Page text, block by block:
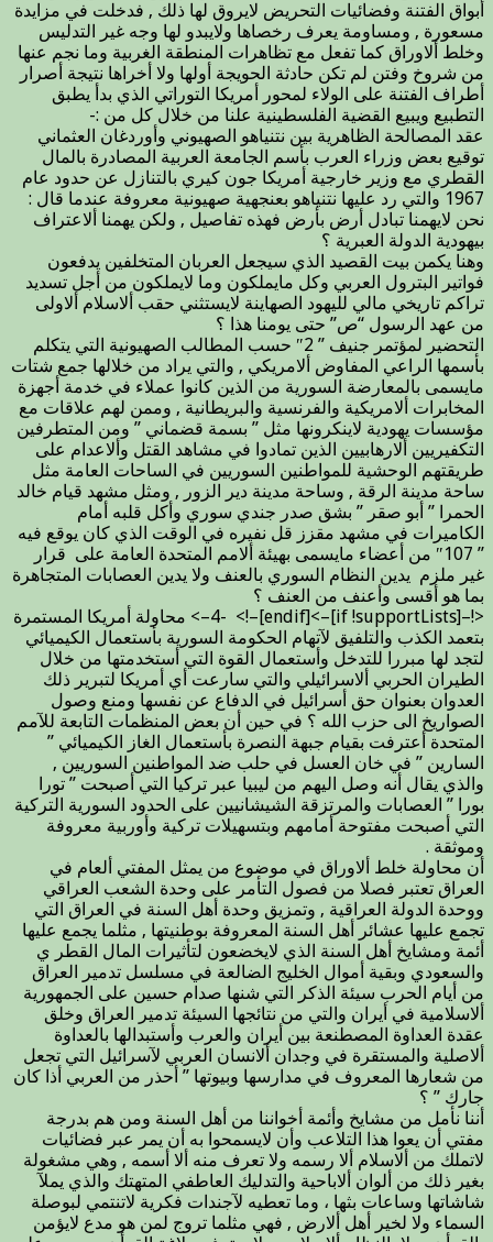
أبواق الفتنة وفضائيات التحريض لايروق لها ذلك , فدخلت في مزايدة
مسعورة , ومساومة يعرف رخصاها ولايبدو لها وجه غير التدليس
وخلط ألاوراق كما تفعل مع تظاهرات المنطقة الغربية وما نجم عنها
من شروخ وفتن لم تكن حادثة الحويجة أولها ولا أخراها نتيجة أصرار
أطراف الفتنة على الولاء لمحور أمريكا التوراتي الذي بدأ يطبق
التطبيع ويبيع القضية الفلسطينية علنا من خلال كل من :-
عقد المصالحة الظاهرية بين نتنياهو الصهيوني وأوردغان العثماني
توقيع بعض وزراء العرب بأسم الجامعة العربية المصادرة بالمال
القطري مع وزير خارجية أمريكا جون كيري بالتنازل عن حدود عام
1967 والتي رد عليها نتنياهو بعنجهية صهيونية معروفة عندما قال :
نحن لايهمنا تبادل أرض بأرض فهذه تفاصيل , ولكن يهمنا ألاعتراف
بيهودية الدولة العبرية ؟
وهنا يكمن بيت القصيد الذي سيجعل العربان المتخلفين يدفعون
فواتير البترول العربي وكل مايملكون وما لايملكون من أجل تسديد
تراكم تاريخي مالي لليهود الصهاينة لايستثني حقب ألاسلام ألاولى
من عهد الرسول “ص” حتى يومنا هذا ؟
التحضير لمؤتمر جنيف ” 2″ حسب المطالب الصهيونية التي يتكلم
بأسمها الراعي المفاوض ألامريكي , والتي يراد من خلالها جمع شتات
مايسمى بالمعارضة السورية من الذين كانوا عملاء في خدمة أجهزة
المخابرات ألامريكية والفرنسية والبريطانية , وممن لهم علاقات مع
مؤسسات يهودية لاينكرونها مثل ” بسمة قضماني ” ومن المتطرفين
التكفيريين ألارهابيين الذين تمادوا في مشاهد القتل وألاعدام على
طريقتهم الوحشية للمواطنين السوريين في الساحات العامة مثل
ساحة مدينة الرقة , وساحة مدينة دير الزور , ومثل مشهد قيام خالد
الحمرا ” أبو صقر ” بشق صدر جندي سوري وأكل قلبه أمام
الكاميرات في مشهد مقزز قل نفيره في الوقت الذي كان يوقع فيه
” 107″ من أعضاء مايسمى بهيئة ألامم المتحدة العامة على قرار
غير ملزم يدين النظام السوري بالعنف ولا يدين العصابات المتجاهرة
بما هو أقسى وأعنف من العنف ؟
<!–[if !supportLists]–>4- <!–[endif]–> محاولة أمريكا المستمرة
بتعمد الكذب والتلفيق لآتهام الحكومة السورية بأستعمال الكيميائي
لتجد لها مبررا للتدخل وأستعمال القوة التي أستخدمتها من خلال
الطيران الحربي ألاسرائيلي والتي سارعت أي أمريكا لتبرير ذلك
العدوان بعنوان حق أسرائيل في الدفاع عن نفسها ومنع وصول
الصواريخ الى حزب الله ؟ في حين أن بعض المنظمات التابعة للآمم
المتحدة أعترفت بقيام جبهة النصرة بأستعمال الغاز الكيميائي ”
السارين ” في خان العسل في حلب ضد المواطنين السوريين ,
والذي يقال أنه وصل اليهم من ليبيا عبر تركيا التي أصبحت ” تورا
بورا ” العصابات والمرتزقة الشيشانيين على الحدود السورية التركية
التي أصبحت مفتوحة أمامهم وبتسهيلات تركية وأوربية معروفة
وموثقة .
أن محاولة خلط ألاوراق في موضوع من يمثل المفتي ألعام في
العراق تعتبر فصلا من فصول التأمر على وحدة الشعب العراقي
ووحدة الدولة العراقية , وتمزيق وحدة أهل السنة في العراق التي
تجمع عليها عشائر أهل السنة المعروفة بوطنيتها , مثلما يجمع عليها
أئمة ومشايخ أهل السنة الذي لايخضعون لتأثيرات المال القطر ي
والسعودي وبقية أموال الخليج الضالعة في مسلسل تدمير العراق
من أيام الحرب سيئة الذكر التي شنها صدام حسين على الجمهورية
ألاسلامية في أيران والتي من نتائجها السيئة تدمير العراق وخلق
عقدة العداوة المصطنعة بين أيران والعرب وأستبدالها بالعداوة
ألاصلية والمستقرة في وجدان ألانسان العربي لآسرائيل التي تجعل
من شعارها المعروف في مدارسها وبيوتها ” أحذر من العربي أذا كان
جارك ” ؟
أننا نأمل من مشايخ وأئمة أخواننا من أهل السنة ومن هم بدرجة
مفتي أن يعوا هذا التلاعب وأن لايسمحوا به أن يمر عبر فضائيات
لاتملك من ألاسلام ألا رسمه ولا تعرف منه ألا أسمه , وهي مشغولة
بغير ذلك من ألوان ألاباحية والتدليك العاطفي المتهتك والذي يملآ
شاشاتها وساعات بثها ، وما تعطيه لآجندات فكرية لاتنتمي لبوصلة
السماء ولا لخير أهل ألارض , فهي مثلما تروج لمن هو مدع لايؤمن